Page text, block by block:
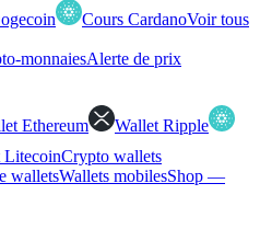
Cours CardanoVoir tous
monnaiesAlerte de prix
Ethereum
Wallet Ripple
LitecoinCrypto wallets
walletsWallets mobilesShop —